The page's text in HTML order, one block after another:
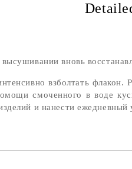
вновь
взболтать
смоченного в воде
и нанести